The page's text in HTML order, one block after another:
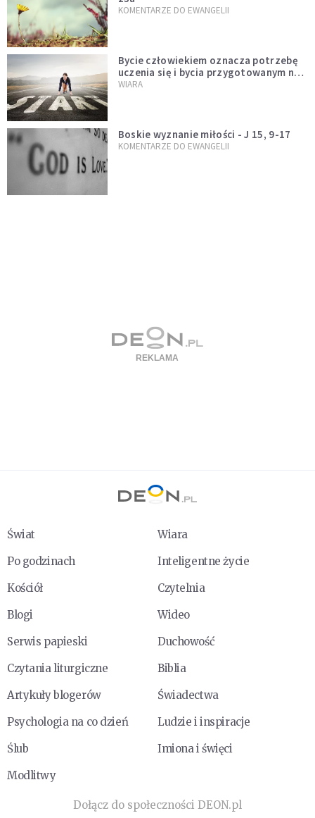
KOMENTARZE DO EWANGELII
Bycie człowiekiem oznacza potrzebę
uczenia się i bycia przygotowanym na
nowość każdej sytuacji
WIARA
Boskie wyznanie miłości - J 15, 9-17
KOMENTARZE DO EWANGELII
Świat
Wiara
Po godzinach
Inteligentne życie
Kościół
Czytelnia
Blogi
Wideo
Serwis papieski
Duchowość
Czytania liturgiczne
Biblia
Artykuły blogerów
Świadectwa
Psychologia na co dzień
Ludzie i inspiracje
Ślub
Imiona i święci
Modlitwy
Dołącz do społeczności DEON.pl